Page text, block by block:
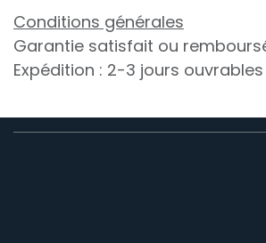
Conditions générales
Garantie satisfait ou
Expédition : 2-3 jours ouvrables